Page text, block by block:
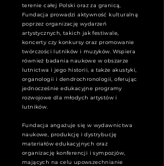
terenie całej Polski oraz za granicą,
Fundacja prowadzi aktywność kulturalną
poprzez organizację wydarzeń
artystycznych, takich jak festiwale,
koncerty czy konkursy oraz promowanie
twórczości lutników i muzyków. Wspiera
również badania naukowe w obszarze
lutnictwa i jego historii, a także akustyki,
organologii i dendrochronologii, oferując
jednocześnie edukacyjne programy
rozwojowe dla młodych artystów i
lutników.
Fundacja angażuje się w wydawnictwa
naukowe, produkcję i dystrybucję
materiałów edukacyjnych oraz
organizację konferencji i sympozjów,
mających na celu upowszechnianie